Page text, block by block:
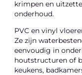
krimpen en
onderhoud.
PVC en vinyl
Ze zijn
eenvoudig in
houtstructuren of
keukens,